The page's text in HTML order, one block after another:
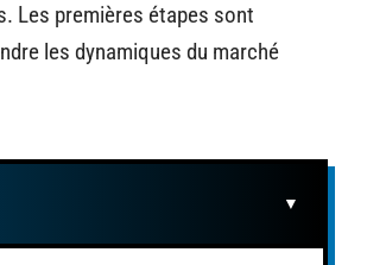
Les premières étapes sont
les dynamiques du marché